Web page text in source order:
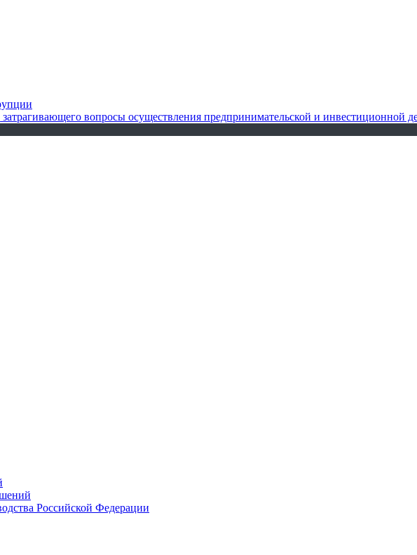
вопросы осуществления предпринимательской и инвестиционной
Российской Федерации